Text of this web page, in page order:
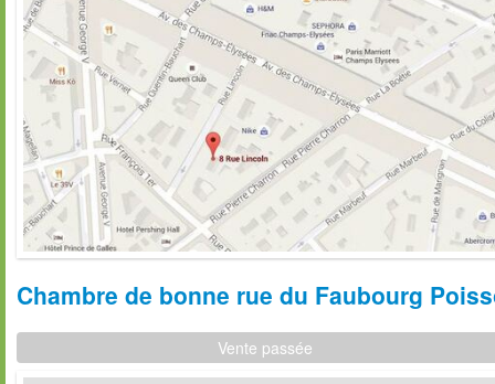
Chambre de bonne rue du Faubourg
Vente passée